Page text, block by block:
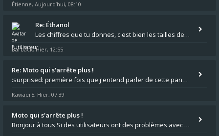
Étienne, Aujourd’hui, 08:10
Re: Éthanol
Les chiffres que tu donnes, c'est bien les tailles de gicleur ? Par contre tes "-2 tours" à quoi correspondent t'ils ?
Barback,Hier, 12:55
Re: Moto qui s'arrête plus !
:surprised: première fois que j'entend parler de cette panne ,ta moto aurait été maraboutée? :pretre:
Kawaer5, Hier, 07:39
Moto qui s'arrête plus !
Bonjour à tous Si des utilisateurs ont des problèmes avec leur moto qui démarre plus, la mienne ne coupe plus :?: - Je